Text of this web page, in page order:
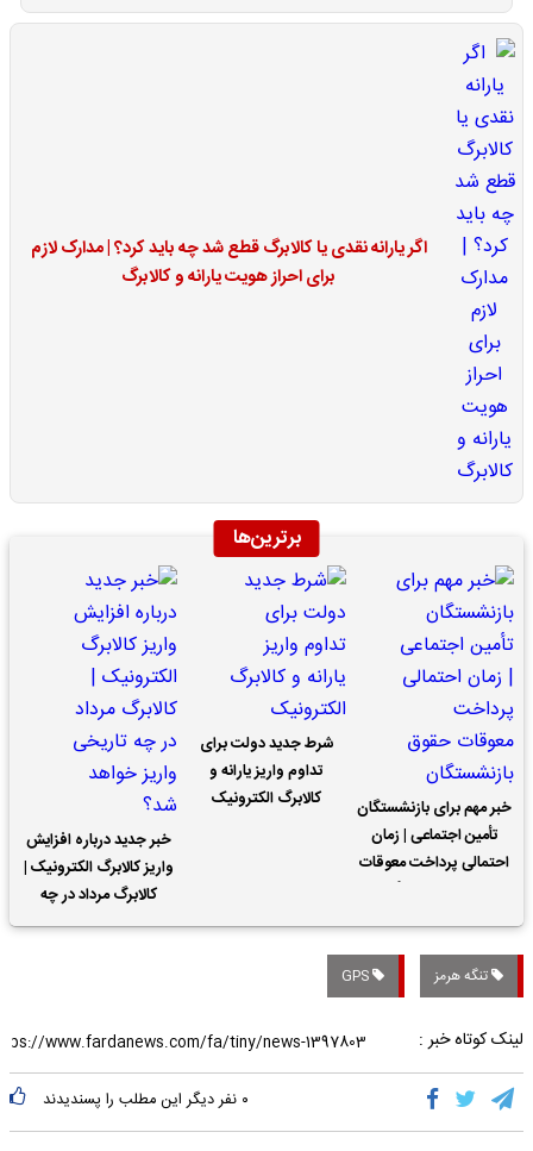
اگر یارانه نقدی یا کالابرگ قطع شد چه باید کرد؟ | مدارک لازم
برای احراز هویت یارانه و کالابرگ
برترین‌ها
خبر مهم برای بازنشستگان
تأمین اجتماعی | زمان
احتمالی پرداخت معوقات
شرط جدید دولت برای
تداوم واریز یارانه و
کالابرگ الکترونیک
خبر جدید درباره افزایش
واریز کالابرگ الکترونیک |
کالابرگ مرداد در چه
تاریخی واریز خواهد شد؟
تنگه هرمز
لینک کوتاه خبر :
۰ نفر دیگر این مطلب را پسندیدند